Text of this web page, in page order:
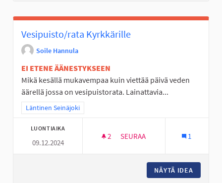
Vesipuisto/rata Kyrkkärille
Soile Hannula
EI ETENE ÄÄNESTYKSEEN
Mikä kesällä mukavempaa kuin viettää päivä veden
äärellä jossa on vesipuistorata. Lainattavia...
Rajaa tulokset teeman mukaan: Läntinen Seinäjoki
Läntinen Seinäjoki
LUONTIAIKA
09.12.2024
2 2 SEURAAJAA
SEURAA 1
NÄYTÄ IDEA